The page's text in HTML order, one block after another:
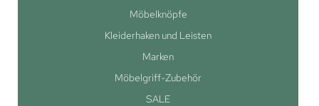
Möbelknöpfe
Kleiderhaken und Leisten
Marken
Möbelgriff-Zubehör
SALE